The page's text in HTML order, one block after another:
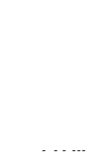
- - - ---